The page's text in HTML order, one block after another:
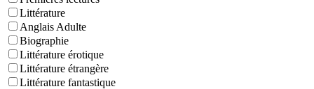
Littérature
Anglais Adulte
Biographie
Littérature érotique
Littérature étrangère
Littérature fantastique